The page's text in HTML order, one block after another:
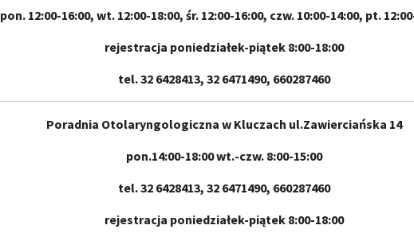
pon. 12:00-16:00, wt. 12:00-18:00, śr. 12:00-16:00, czw. 10:00-14:00, pt.
rejestracja poniedziałek-piątek 8:00-18:00
tel. 32 6428413, 32 6471490, 660287460
Poradnia Otolaryngologiczna w Kluczach ul.Zawierciańska 14
pon.14:00-18:00 wt.-czw. 8:00-15:00
tel. 32 6428413, 32 6471490, 660287460
rejestracja poniedziałek-piątek 8:00-18:00